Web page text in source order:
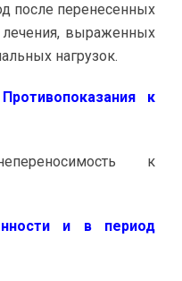
после перенесенных
лечения, выраженных
нагрузок.
Противопоказания к
к
и в период